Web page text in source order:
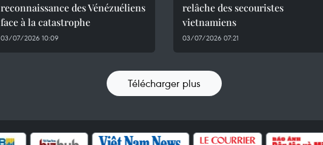
reconnaissance des Vénézuéliens
face à la catastrophe
03/07/2026 10:09
relâche des secouristes
vietnamiens
03/07/2026 07:21
Télécharger plus